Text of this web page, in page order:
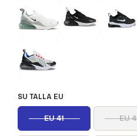
SU TALLA EU
EU 41 EU